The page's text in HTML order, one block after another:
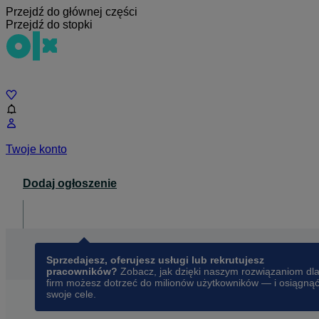
Przejdź do głównej części
Przejdź do stopki
Twoje konto
Dodaj ogłoszenie
Sprzedajesz, oferujesz usługi lub rekrutujesz
pracowników? Zobacz, jak dzięki naszym rozwiązaniom dla
firm możesz dotrzeć do milionów użytkowników — i osiągnąć
swoje cele.